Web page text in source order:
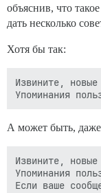
объяснив, что
дать несколько
Хотя бы так:
Извините,
А может быть, даже
Извините,
Упоминания